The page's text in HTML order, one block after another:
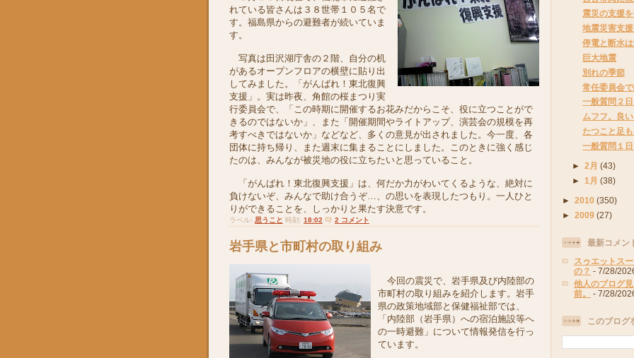
れている皆さんは３８世帯１０５名で
す。福島県からの避難者が続いていま
す。
写真は田沢湖庁舎の２階、自分の机
があるオープンフロアの横壁に貼り出
してみました。「がんばれ！東北復興
支援」。実は昨夜、角館の桜まつり実
行委員会で、「この時期に開催するお花みだからこそ、役に立つことがで
きるのではないか」、また「開催期間やライトアップ、演芸会の規模を再
考すべきではないか」などなど、多くの意見が出されました。今一度、各
団体に持ち帰り、また週末に集まることにしました。このときに強く感じ
たのは、みんなが被災地の役に立ちたいと思っていること。
「がんばれ！東北復興支援」は、何だか力がわいてくるような、絶対に
負けないぞ、みんなで助け合うぞ…、の思いを表現したつもり。一人ひと
りができることを、しっかりと果たす決意です。
ラベル: 思うこと 時刻: 18:02 2 コメント
岩手県と市町村の取り組み
今回の震災で、岩手県及び内陸部の
市町村の取り組みを紹介します。岩手
県の政策地域部と保健福祉部では、
「内陸部（岩手県）への宿泊施設等へ
の一時避難」について情報発信を行っ
ています。
震災の支援
地震災害支
停電と断水
巨大地震
別れの季節
常任委員会
一般質問２
ムフフ。良
たつこと足
一般質問１
►2月(43)
► 1月(38)
► 2010 (350)
► 2009 (27)
最新コメン
スゥエットス
の？ - 7/28/
他人のブログ
前。
- 7/28/
このブログ